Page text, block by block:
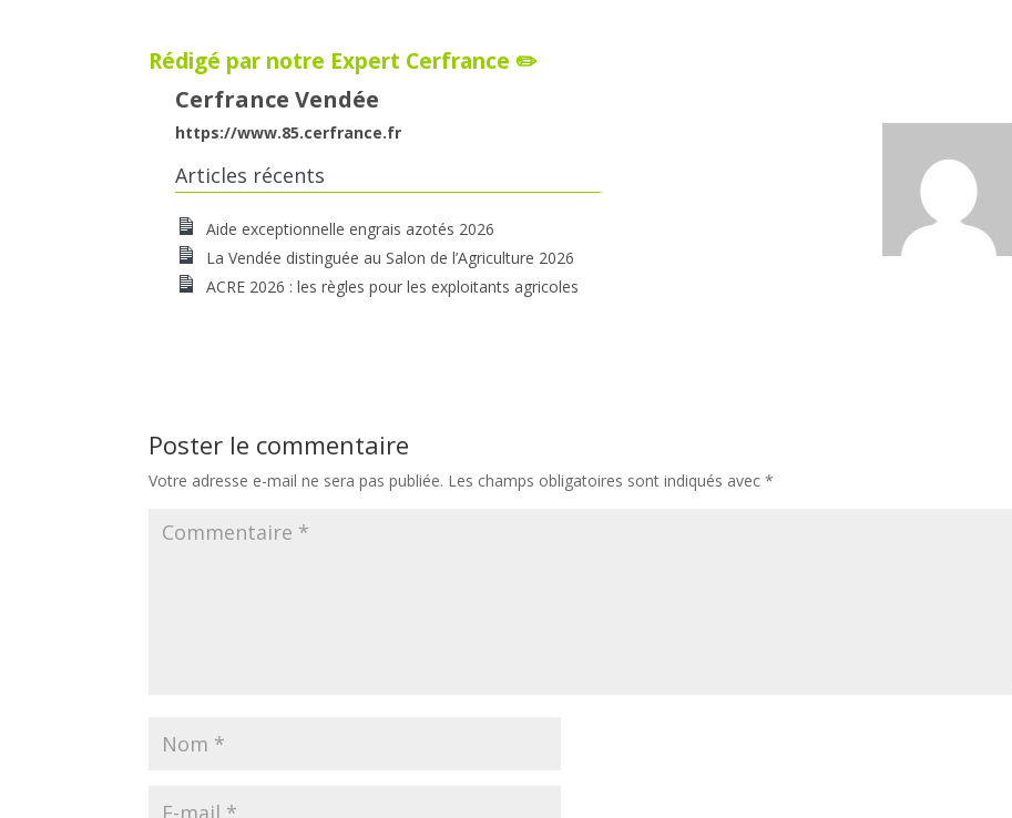
Rédigé par notre Expert Cerfrance ✏️
Cerfrance Vendée
https://www.85.cerfrance.fr
Articles récents
Aide exceptionnelle engrais azotés 2026
La Vendée distinguée au Salon de l’Agriculture 2026
ACRE 2026 : les règles pour les exploitants agricoles
Poster le commentaire
Votre adresse e-mail ne sera pas publiée. Les champs obligatoires sont indiqués avec*